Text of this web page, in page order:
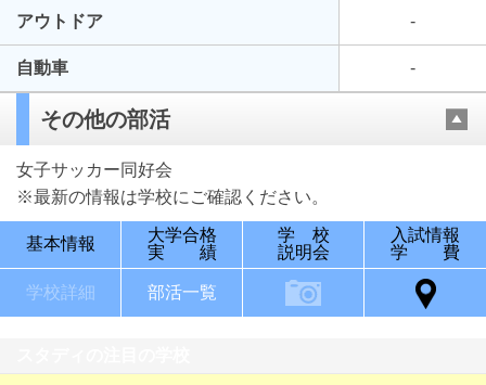
アウトドア -
自動車 -
その他の部活
女子サッカー同好会
※最新の情報は学校にご確認ください。
基本情報
大学合格
実 績
学 校
説明会
入試情報
学 費
学校詳細 部活一覧